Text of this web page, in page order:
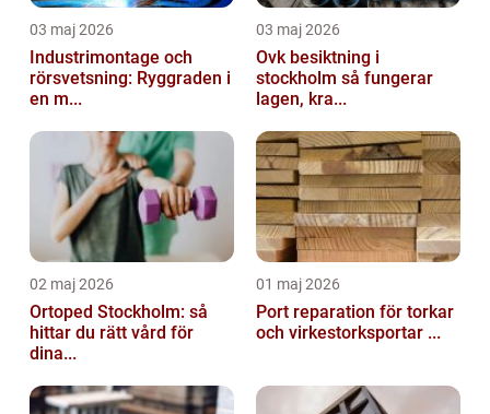
03 maj 2026
Industrimontage och
rörsvetsning: Ryggraden i
en m...
03 maj 2026
Ovk besiktning i
stockholm så fungerar
lagen, kra...
02 maj 2026
Ortoped Stockholm: så
hittar du rätt vård för
dina...
01 maj 2026
Port reparation för torkar
och virkestorksportar ...